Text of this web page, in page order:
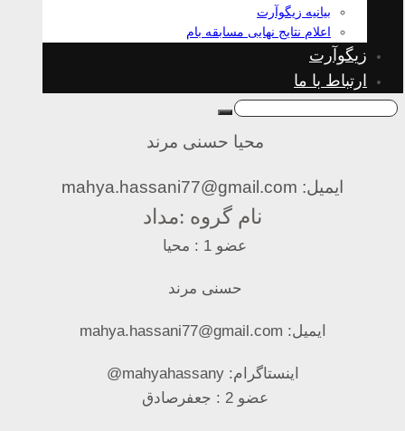
بیانیه زیگوآرت
اعلام نتایج نهایی مسابقه بام
زیگوآرت
ارتباط با ما
محیا حسنی مرند
ایمیل: mahya.hassani77@gmail.com
نام گروه :مداد
عضو 1 : محیا
حسنی مرند
ایمیل: mahya.hassani77@gmail.com
اینستاگرام: mahyahassany@
عضو 2 : جعفرصادق